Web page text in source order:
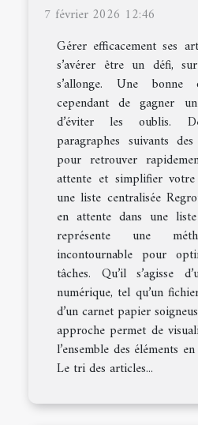
7 février 2026 12:46
Gérer efficacement ses
s’avérer être un défi,
s’allonge. Une bonne
cependant de gagner
d’éviter les oublis.
paragraphes suivants
pour retrouver
attente et simplifier
une liste centralisée
en attente dans une
représente une
incontournable pour
tâches. Qu’il s’agisse
numérique, tel qu’un
d’un carnet papier
approche permet de
l’ensemble des éléments
Le tri des articles...